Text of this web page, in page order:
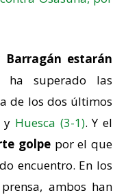
estarán
superado las
de los dos últimos
y Huesca (3-1). Y el
golpe por el que
encuentro. En los
ambos han